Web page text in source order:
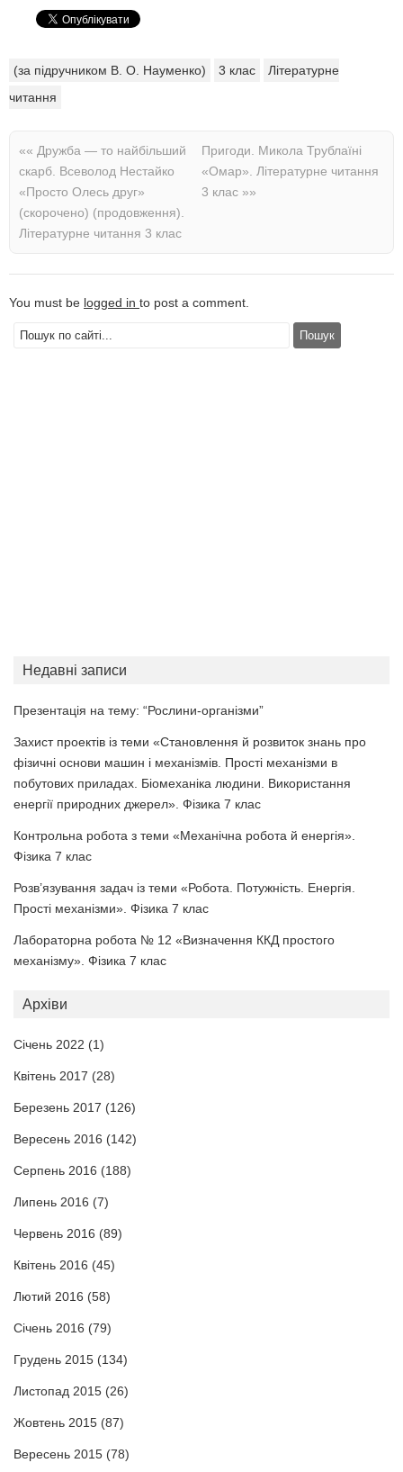
(за підручником В. О. Науменко) 3 клас
Літературне
читання
«« Дружба — то найбільший
скарб. Всеволод Нестайко
«Просто Олесь друг»
(скорочено) (продовження).
Літературне читання 3 клас
Пригоди. Микола Трублаїні
«Омар». Літературне читання
3 клас »»
You must be logged in to post a comment.
Недавні записи
Презентація на тему: “Рослини-організми”
Захист проектів із теми «Становлення й розвиток знань про
фізичні основи машин і механізмів. Прості механізми в
побутових приладах. Біомеханіка людини. Використання
енергії природних джерел». Фізика 7 клас
Контрольна робота з теми «Механічна робота й енергія».
Фізика 7 клас
Розв’язування задач із теми «Робота. Потужність. Енергія.
Прості механізми». Фізика 7 клас
Лабораторна робота № 12 «Визначення ККД простого
механізму». Фізика 7 клас
Архіви
Січень 2022 (1)
Квітень 2017 (28)
Березень 2017 (126)
Вересень 2016 (142)
Серпень 2016 (188)
Липень 2016 (7)
Червень 2016 (89)
Квітень 2016 (45)
Лютий 2016 (58)
Січень 2016 (79)
Грудень 2015 (134)
Листопад 2015 (26)
Жовтень 2015 (87)
Вересень 2015 (78)